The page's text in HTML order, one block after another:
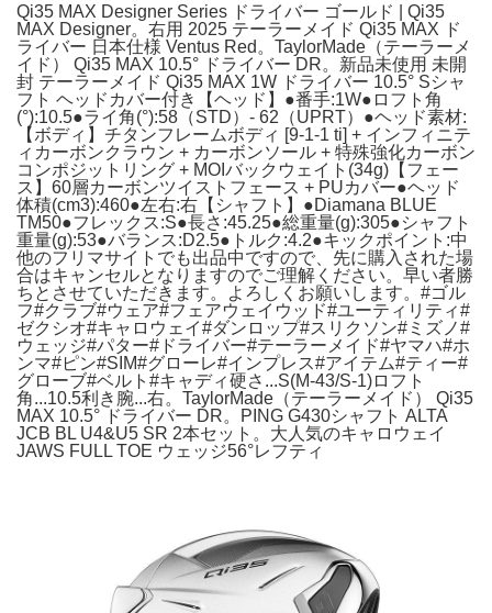
Qi35 MAX Designer Series ドライバー ゴールド | Qi35
MAX Designer。右用 2025 テーラーメイド Qi35 MAX ド
ライバー 日本仕様 Ventus Red。TaylorMade（テーラーメ
イド） Qi35 MAX 10.5° ドライバー DR。新品未使用 未開
封 テーラーメイド Qi35 MAX 1W ドライバー 10.5° Sシャ
フト ヘッドカバー付き【ヘッド】●番手:1W●ロフト角
(°):10.5●ライ角(°):58（STD）- 62（UPRT）●ヘッド素材:
【ボディ】チタンフレームボディ [9-1-1 ti] + インフィニテ
ィカーボンクラウン + カーボンソール + 特殊強化カーボン
コンポジットリング + MOIバックウェイト(34g)【フェー
ス】60層カーボンツイストフェース + PUカバー●ヘッド
体積(cm3):460●左右:右【シャフト】●Diamana BLUE
TM50●フレックス:S●長さ:45.25●総重量(g):305●シャフト
重量(g):53●バランス:D2.5●トルク:4.2●キックポイント:中
他のフリマサイトでも出品中ですので、先に購入された場
合はキャンセルとなりますのでご理解ください。早い者勝
ちとさせていただきます。よろしくお願いします。#ゴル
フ#クラブ#ウェア#フェアウェイウッド#ユーティリティ#
ゼクシオ#キャロウェイ#ダンロップ#スリクソン#ミズノ#
ウェッジ#パター#ドライバー#テーラーメイド#ヤマハ#ホ
ンマ#ピン#SIM#グローレ#インプレス#アイテム#ティー#
グローブ#ベルト#キャディ硬さ...S(M-43/S-1)ロフト
角...10.5利き腕...右。TaylorMade（テーラーメイド） Qi35
MAX 10.5° ドライバー DR。PING G430シャフト ALTA
JCB BL U4&U5 SR 2本セット。大人気のキャロウェイ
JAWS FULL TOE ウェッジ56°レフティ